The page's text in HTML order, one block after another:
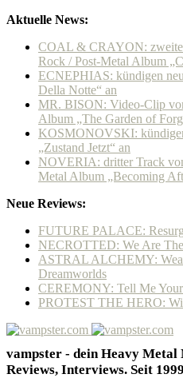
Aktuelle News:
COAL & CRAYON: zweite
Rock / Post-Metal Album
ECNEPHIAS: kündigen
Della Notte“ an
MR. BISON: Video-Clip
Album „The Garden of
KOSMONOVSKI:
„Zustand Jetzt“ an
NOVERIA: dritter Track
Metal Album „Becoming
Neue Reviews:
FUTURE PALACE:
NECROTTED: We Are
ASTRAL ALCHEMY:
Dreamworlds
CEREMONY: Tell Me
PROTEST THE HERO:
vampster - dein Heavy
Reviews, Interviews. Seit